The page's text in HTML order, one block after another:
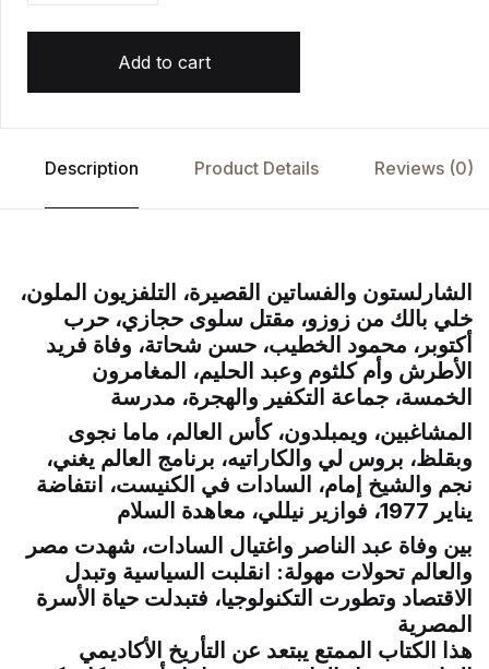
Add to cart
Description Product Details Reviews (0)
الشارلستون والفساتين القصيرة، التلفزيون الملون،
خلي بالك من زوزو، مقتل سلوى حجازي، حرب
أكتوبر، محمود الخطيب، حسن شحاتة، وفاة فريد
الأطرش وأم كلثوم وعبد الحليم، المغامرون
الخمسة، جماعة التكفير والهجرة، مدرسة
المشاغبين، ويمبلدون، كأس العالم، ماما نجوى
وبقلظ، بروس لي والكاراتيه، برنامج العالم يغني،
نجم والشيخ إمام، السادات في الكنيست، انتفاضة
يناير 1977، فوازير نيللي، معاهدة السلام
بين وفاة عبد الناصر واغتيال السادات، شهدت مصر
والعالم تحولات مهولة: انقلبت السياسية وتبدل
الاقتصاد وتطورت التكنولوجيا، فتبدلت حياة الأسرة
المصرية
هذا الكتاب الممتع يبتعد عن التأريخ الأكاديمي